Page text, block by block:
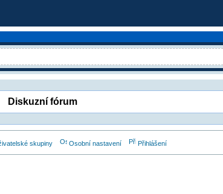
Diskuzní fórum
skupiny Osobní nastavení Přihlášení